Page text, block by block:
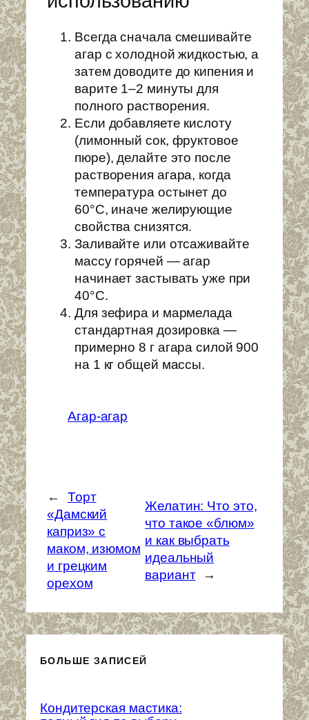
Всегда сначала смешивайте
агар с холодной жидкостью, а
затем доводите до кипения и
варите 1–2 минуты для
полного растворения.
Если добавляете кислоту
(лимонный сок, фруктовое
пюре), делайте это после
растворения агара, когда
температура остынет до
60°C, иначе желирующие
свойства снизятся.
Заливайте или отсаживайте
массу горячей — агар
начинает застывать уже при
40°C.
Для зефира и мармелада
стандартная дозировка —
примерно 8 г агара силой 900
на 1 кг общей массы.
Агар-агар
←
Торт
«Дамский
каприз» с
маком, изюмом
и грецким
орехом
Желатин: Что это,
что такое «блюм»
и как выбрать
идеальный
вариант
→
БОЛЬШЕ ЗАПИСЕЙ
Кондитерская мастика: